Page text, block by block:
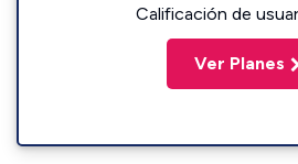
Calificación de
Ver Planes